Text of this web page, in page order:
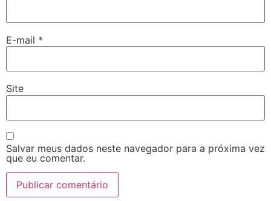
E-mail *
Site
Salvar meus dados neste navegador para a próxima vez
que eu comentar.